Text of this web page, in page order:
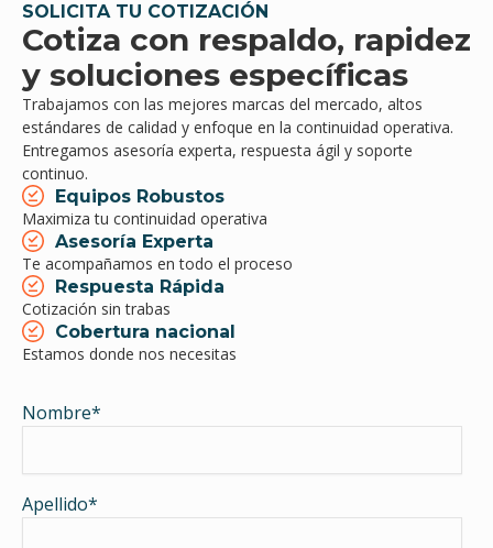
SOLICITA TU COTIZACIÓN
Cotiza con respaldo, rapidez
y soluciones específicas
Trabajamos con las mejores marcas del mercado, altos
estándares de calidad y enfoque en la continuidad operativa.
Entregamos asesoría experta, respuesta ágil y soporte
continuo.
Equipos Robustos
Maximiza tu continuidad operativa
Asesoría Experta
Te acompañamos en todo el proceso
Respuesta Rápida
Cotización sin trabas
Cobertura nacional
Estamos donde nos necesitas
Nombre*
Apellido*